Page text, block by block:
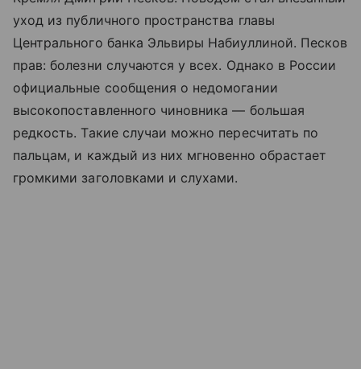
уход из публичного пространства главы
Центрального банка Эльвиры Набиуллиной. Песков
прав: болезни случаются у всех. Однако в России
официальные сообщения о недомогании
высокопоставленного чиновника — большая
редкость. Такие случаи можно пересчитать по
пальцам, и каждый из них мгновенно обрастает
громкими заголовками и слухами.